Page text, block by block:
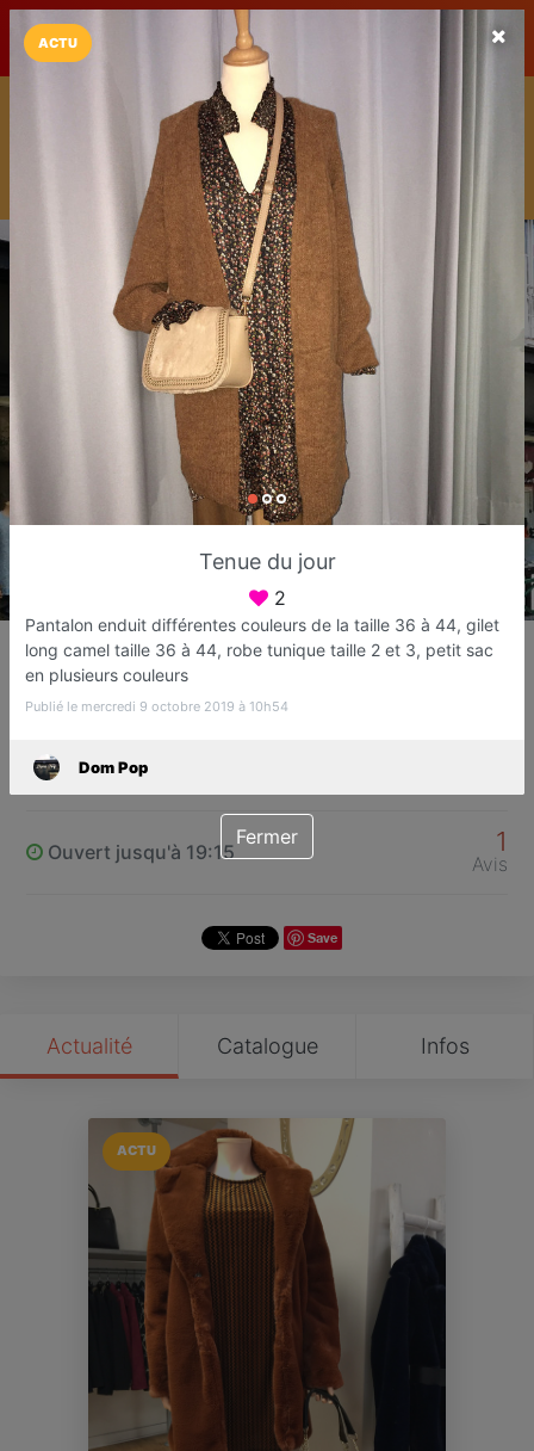
LaCarte Play Store
Installez l'App LaCarte
Téléchargez gratuitement l'app LaCarte pour suivre vos
commerces favoris et ne rien rater !
Télécharger Plus tard
Dom Pop
Vêtements femme
Sucy-en-Brie
Favori
Ouvert jusqu'à 19:15 1
Avis
Save
Actualité Catalogue Infos
ACTU
ACTU
Tenue du jour
2
Pantalon enduit différentes couleurs de la taille 36 à 44, gilet
long camel taille 36 à 44, robe tunique taille 2 et 3, petit sac
en plusieurs couleurs
Publié le mercredi 9 octobre 2019 à 10h54
Dom Pop
Fermer